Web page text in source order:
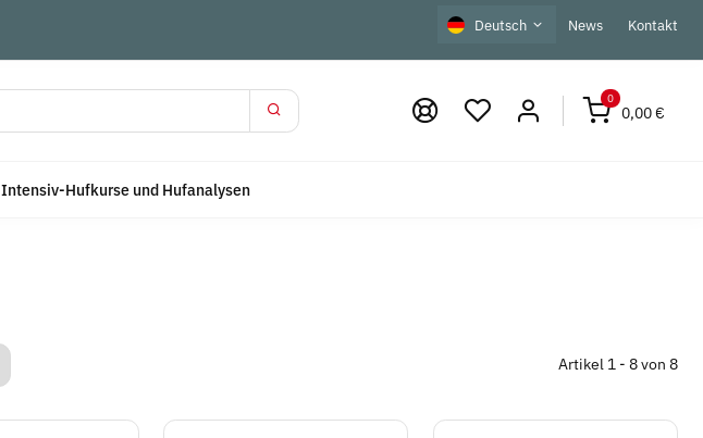
Deutsch News Kontakt
0
0,00 €
Intensiv-Hufkurse und Hufanalysen
Artikel 1 - 8 von 8